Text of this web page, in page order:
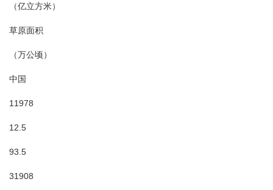
（亿立方米）
草原面积
（万公顷）
中国
11978
12.5
93.5
31908